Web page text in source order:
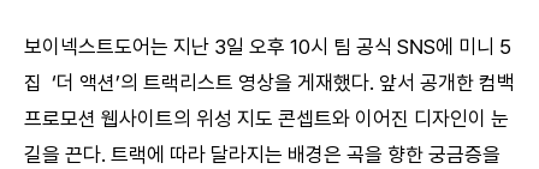
보이넥스트도어는 지난 3일 오후 10시 팀 공식 SNS에 미니 5
집 ‘더 액션’의 트랙리스트 영상을 게재했다. 앞서 공개한 컴백
프로모션 웹사이트의 위성 지도 콘셉트와 이어진 디자인이 눈
길을 끈다. 트랙에 따라 달라지는 배경은 곡을 향한 궁금증을